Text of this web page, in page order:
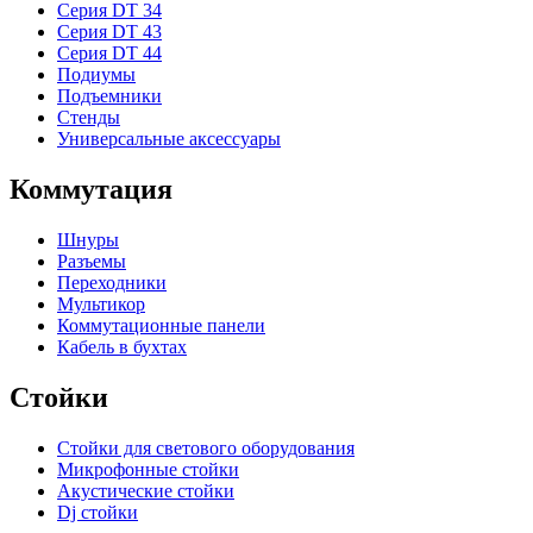
Серия DT 34
Серия DT 43
Серия DT 44
Подиумы
Подъемники
Стенды
Универсальные аксессуары
Коммутация
Шнуры
Разъемы
Переходники
Мультикор
Коммутационные панели
Кабель в бухтах
Стойки
Стойки для светового оборудования
Микрофонные стойки
Акустические стойки
Dj стойки